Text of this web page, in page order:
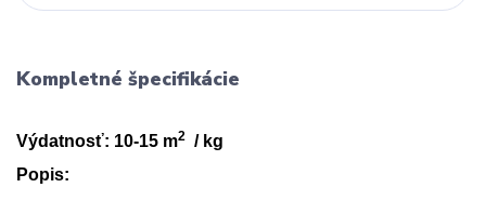
Kompletné špecifikácie
Výdatnosť: 10-15 m2 / kg
Popis: